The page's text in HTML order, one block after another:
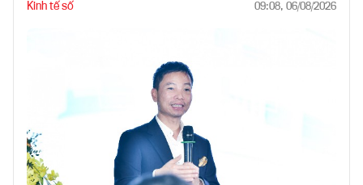
Kinh tế số 09:08, 06/08/2026